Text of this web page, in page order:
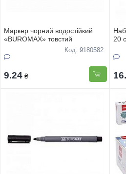
Маркер чорний водостійкий
«BUROMAX» товстий
Код: 9180582
9.24 ₴
20